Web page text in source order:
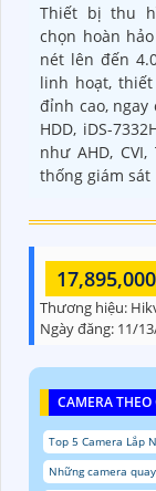
Thiết bị thu
chọn hoàn
nét lên đến
linh hoạt,
đỉnh cao, ngay
HDD, iDS-
như AHD,
thống giám sát
Thương hiệu:
Ngày đăng: 11/
CAMERA
Top 5 Camera Lắp
Những camera